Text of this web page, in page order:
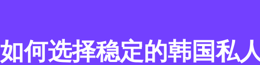
如何选择稳定的韩国私